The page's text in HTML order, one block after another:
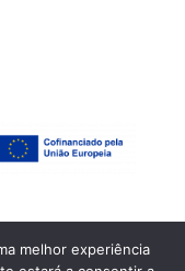
reservados.
melhor experiência